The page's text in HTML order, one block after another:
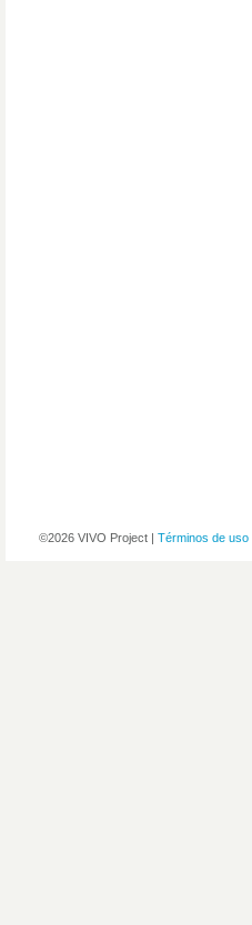
©2026 VIVO Project | Términos de uso